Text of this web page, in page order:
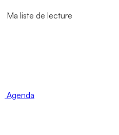
Ma liste de lecture
Agenda